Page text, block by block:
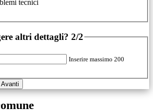
tecnici
altri dettagli? 2/2
Inserire massimo 200
Avanti